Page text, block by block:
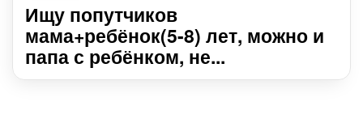
Ищу попутчиков
мама+ребёнок(5-8) лет, можно и
папа с ребёнком, не...